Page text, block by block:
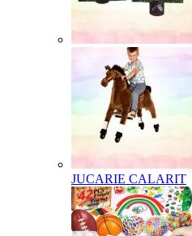
JUCARIE CALARIT